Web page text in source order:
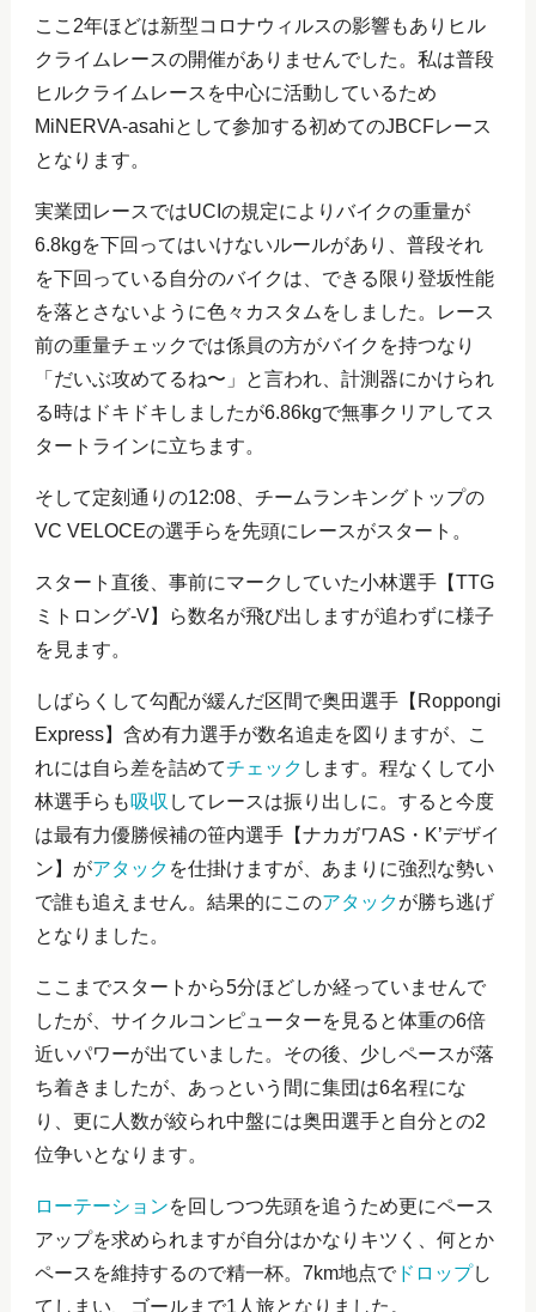
ここ2年ほどは新型コロナウィルスの影響もありヒル
クライムレースの開催がありませんでした。私は普段
ヒルクライムレースを中心に活動しているため
MiNERVA-asahiとして参加する初めてのJBCFレース
となります。
実業団レースではUCIの規定によりバイクの重量が
6.8kgを下回ってはいけないルールがあり、普段それ
を下回っている自分のバイクは、できる限り登坂性能
を落とさないように色々カスタムをしました。レース
前の重量チェックでは係員の方がバイクを持つなり
「だいぶ攻めてるね〜」と言われ、計測器にかけられ
る時はドキドキしましたが6.86kgで無事クリアしてス
タートラインに立ちます。
そして定刻通りの12:08、チームランキングトップの
VC VELOCEの選手らを先頭にレースがスタート。
スタート直後、事前にマークしていた小林選手【TTG
ミトロング-V】ら数名が飛び出しますが追わずに様子
を見ます。
しばらくして勾配が緩んだ区間で奥田選手【Roppongi
Express】含め有力選手が数名追走を図りますが、こ
れには自ら差を詰めてチェック します。程なくして小
林選手らも吸収 してレースは振り出しに。すると今度
は最有力優勝候補の笹内選手【ナカガワAS・K’デザイ
ン】がアタック を仕掛けますが、あまりに強烈な勢い
で誰も追えません。結果的にこのアタックが勝ち逃げ
となりました。
ここまでスタートから5分ほどしか経っていませんで
したが、サイクルコンピューターを見ると体重の6倍
近いパワーが出ていました。その後、少しペースが落
ち着きましたが、あっという間に集団は6名程にな
り、更に人数が絞られ中盤には奥田選手と自分との2
位争いとなります。
ローテーションを回しつつ先頭を追うため更にペース
アップを求められますが自分はかなりキツく、何とか
ペースを維持するので精一杯。7km地点でドロップし
てしまい、ゴールまで1人旅となりました。